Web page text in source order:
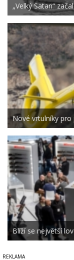
„Velký Satan“
Nové vrtulníky pro
Blíží se největší